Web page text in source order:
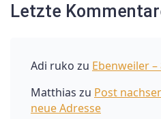
Letzte
Adi ruko zu Ebenweiler –
Matthias zu Post
neue Adresse